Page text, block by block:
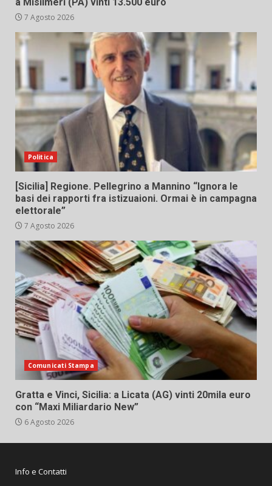
7 Agosto 2026
Politica
[Sicilia] Regione. Pellegrino a Mannino “Ignora le
basi dei rapporti fra istizuaioni. Ormai è in campagna
elettorale”
7 Agosto 2026
Comunicati Stampa
Gratta e Vinci, Sicilia: a Licata (AG) vinti 20mila euro
con “Maxi Miliardario New”
6 Agosto 2026
Info e Contatti